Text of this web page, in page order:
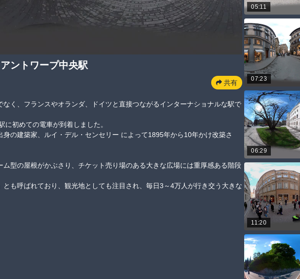
ントワープ中央駅
共有
く、フランスやオランダ、ドイツと直接つながるインターナショナルな駅で
初めての電車が到着しました。
の建築家、ルイ・デル・センセリー によって1895年から10年かけ改築さ
ム型の屋根がかぶさり、チケット売り場のある大きな広場には重厚感ある階段
も呼ばれており、観光地としても注目され、毎日3～4万人が行き交う大きな
05:11
07:23
06:29
11:20